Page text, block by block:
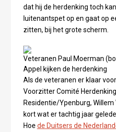
dat hij de herdenking toch
luitenantspet op en gaat op
zitten, bij het grote scherm.
Veteranen Paul Moerman
Appel kijken de herdenking
Als de veteranen er klaar
Voorzitter Comité
Residentie/Ypenburg,
kort wat er tachtig jaar
Hoe de Duitsers de